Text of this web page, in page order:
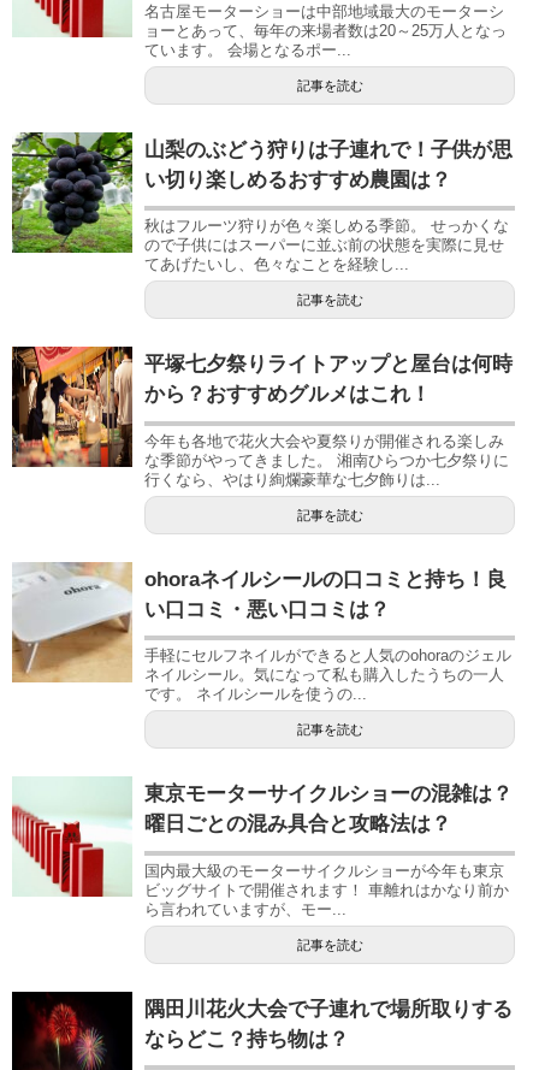
名古屋モーターショーは中部地域最大のモーターシ
ョーとあって、毎年の来場者数は20～25万人となっ
ています。 会場となるポー...
記事を読む
山梨のぶどう狩りは子連れで！子供が思
い切り楽しめるおすすめ農園は？
秋はフルーツ狩りが色々楽しめる季節。 せっかくな
ので子供にはスーパーに並ぶ前の状態を実際に見せ
てあげたいし、色々なことを経験し...
記事を読む
平塚七夕祭りライトアップと屋台は何時
から？おすすめグルメはこれ！
今年も各地で花火大会や夏祭りが開催される楽しみ
な季節がやってきました。 湘南ひらつか七夕祭りに
行くなら、やはり絢爛豪華な七夕飾りは...
記事を読む
ohoraネイルシールの口コミと持ち！良
い口コミ・悪い口コミは？
手軽にセルフネイルができると人気のohoraのジェル
ネイルシール。気になって私も購入したうちの一人
です。 ネイルシールを使うの...
記事を読む
東京モーターサイクルショーの混雑は？
曜日ごとの混み具合と攻略法は？
国内最大級のモーターサイクルショーが今年も東京
ビッグサイトで開催されます！ 車離れはかなり前か
ら言われていますが、モー...
記事を読む
隅田川花火大会で子連れで場所取りする
ならどこ？持ち物は？